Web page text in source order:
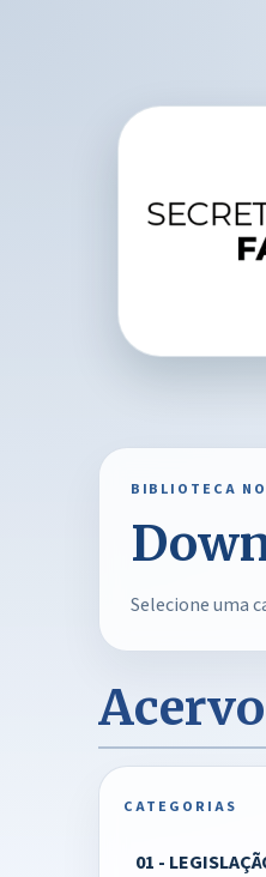
BIBLIOTECA
Selecione uma
CATEGORIAS
01 -